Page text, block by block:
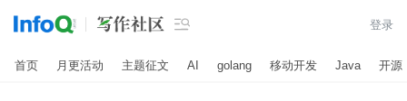
 登录
首页 月更活动 主题征文 AI golang 移动开发 Java 开源